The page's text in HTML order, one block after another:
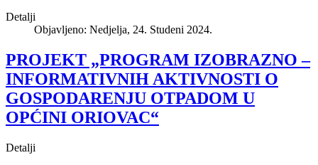
Detalji
Objavljeno: Nedjelja, 24. Studeni 2024.
PROJEKT „PROGRAM IZOBRAZNO –
INFORMATIVNIH AKTIVNOSTI O
GOSPODARENJU OTPADOM U
OPĆINI ORIOVAC“
Detalji